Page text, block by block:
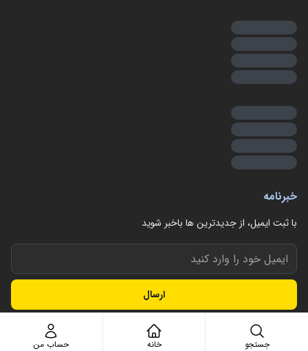
خبرنامه
با ثبت ایمیل، از جدید‌ترین ها با‌خبر شوید
ارسال
جستجو خانه حساب من